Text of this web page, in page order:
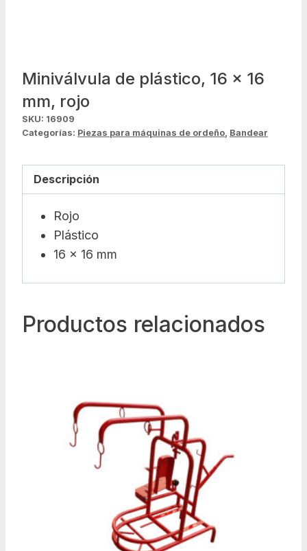
Miniválvula de plástico, 16 x 16
mm, rojo
SKU: 16909
Categorías: Piezas para máquinas de ordeño, Bandear
Descripción
Rojo
Plástico
16 x 16 mm
Productos relacionados